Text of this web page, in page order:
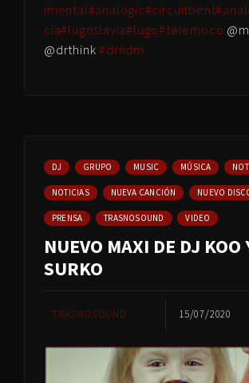
imental#analogic#circuitbent
cia#lugoslavia#lugo#telemoco
@drthink#drndm
DJ GRUPO MUSIC MÚSICA
NOTICIAS NUEVA CANCIÓN NUEVO
PRENSA TRASNOSOUND VIDEO
NUEVO MAXI DE DJ KOO
SURKO
TRASNOSOUND 15/07/2020